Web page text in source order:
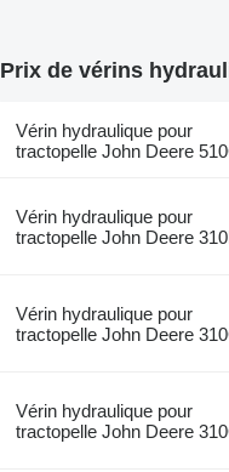
Prix de vérins
Vérin hydraulique pour
tractopelle John Deere
Vérin hydraulique pour
tractopelle John Deere
Vérin hydraulique pour
tractopelle John Deere
Vérin hydraulique pour
tractopelle John Deere